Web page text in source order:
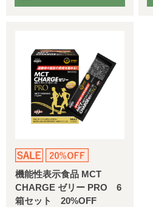
機能性表示食品 MCT
CHARGE ゼリー PRO 6
箱セット 20%OFF